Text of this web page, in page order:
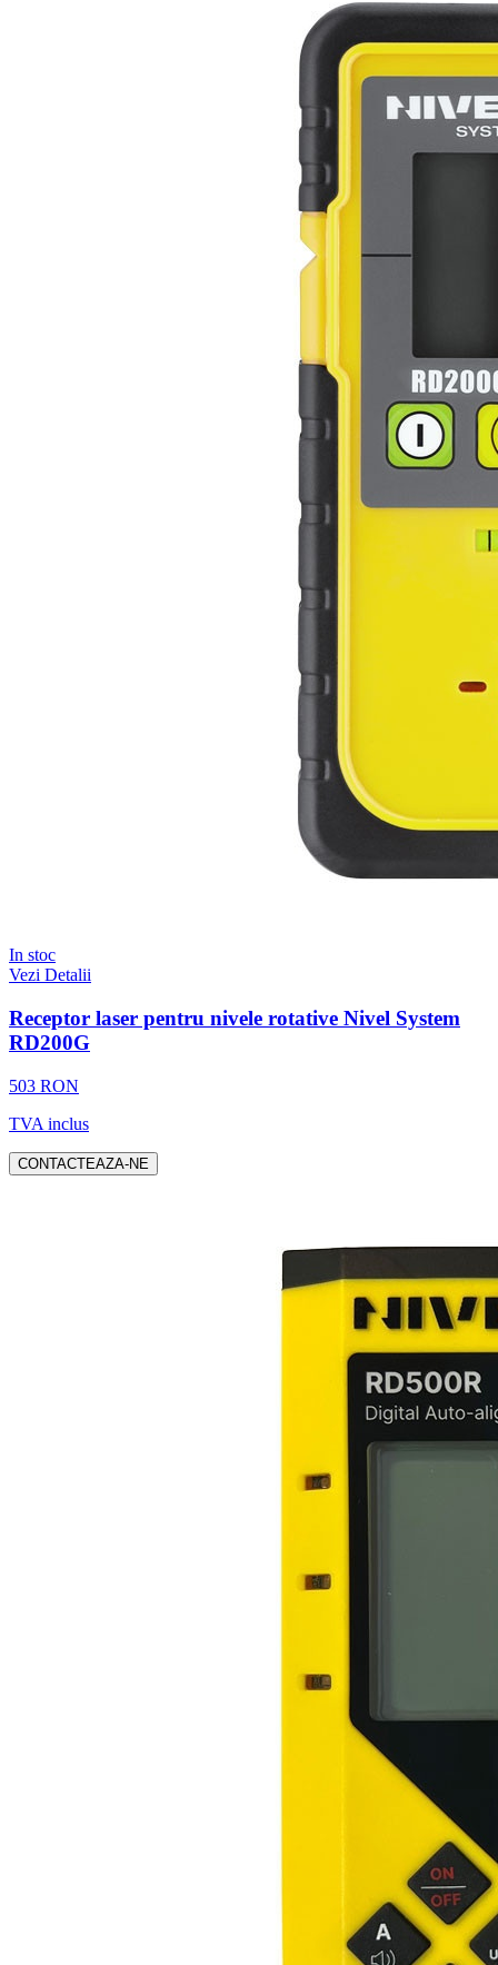
In stoc
Vezi Detalii
Receptor laser pentru nivele rotative Nivel System
RD200G
503 RON
TVA inclus
CONTACTEAZA-NE